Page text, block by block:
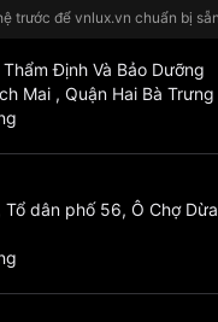
trước để vnlux.vn chuẩn bị
Định Và Bảo Dưỡng
Mai , Quận Hai Bà
dân phố 56, Ô Chợ